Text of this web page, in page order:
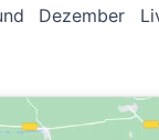
Dezember